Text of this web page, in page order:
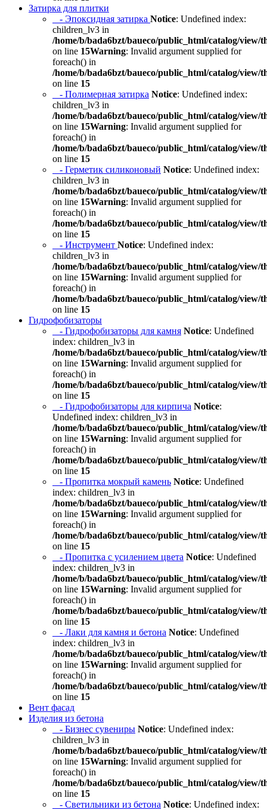
Затирка для плитки
- Эпоксидная затирка Notice: Undefined index:
children_lv3 in
/home/b/bada6bzt/baueco/public_html/catalog/view/
on line 15Warning: Invalid argument supplied for
foreach() in
/home/b/bada6bzt/baueco/public_html/catalog/view/
on line 15
- Полимерная затирка Notice: Undefined index:
children_lv3 in
/home/b/bada6bzt/baueco/public_html/catalog/view/
on line 15Warning: Invalid argument supplied for
foreach() in
/home/b/bada6bzt/baueco/public_html/catalog/view/
on line 15
- Герметик силиконовый Notice: Undefined index:
children_lv3 in
/home/b/bada6bzt/baueco/public_html/catalog/view/
on line 15Warning: Invalid argument supplied for
foreach() in
/home/b/bada6bzt/baueco/public_html/catalog/view/
on line 15
- Инструмент Notice: Undefined index:
children_lv3 in
/home/b/bada6bzt/baueco/public_html/catalog/view/
on line 15Warning: Invalid argument supplied for
foreach() in
/home/b/bada6bzt/baueco/public_html/catalog/view/
on line 15
Гидрофобизаторы
- Гидрофобизаторы для камня Notice: Undefined
index: children_lv3 in
/home/b/bada6bzt/baueco/public_html/catalog/view/
on line 15Warning: Invalid argument supplied for
foreach() in
/home/b/bada6bzt/baueco/public_html/catalog/view/
on line 15
- Гидрофобизаторы для кирпича Notice:
Undefined index: children_lv3 in
/home/b/bada6bzt/baueco/public_html/catalog/view/
on line 15Warning: Invalid argument supplied for
foreach() in
/home/b/bada6bzt/baueco/public_html/catalog/view/
on line 15
- Пропитка мокрый камень Notice: Undefined
index: children_lv3 in
/home/b/bada6bzt/baueco/public_html/catalog/view/
on line 15Warning: Invalid argument supplied for
foreach() in
/home/b/bada6bzt/baueco/public_html/catalog/view/
on line 15
- Пропитка с усилением цвета Notice: Undefined
index: children_lv3 in
/home/b/bada6bzt/baueco/public_html/catalog/view/
on line 15Warning: Invalid argument supplied for
foreach() in
/home/b/bada6bzt/baueco/public_html/catalog/view/
on line 15
- Лаки для камня и бетона Notice: Undefined
index: children_lv3 in
/home/b/bada6bzt/baueco/public_html/catalog/view/
on line 15Warning: Invalid argument supplied for
foreach() in
/home/b/bada6bzt/baueco/public_html/catalog/view/
on line 15
Вент фасад
Изделия из бетона
- Бизнес сувениры Notice: Undefined index:
children_lv3 in
/home/b/bada6bzt/baueco/public_html/catalog/view/
on line 15Warning: Invalid argument supplied for
foreach() in
/home/b/bada6bzt/baueco/public_html/catalog/view/
on line 15
- Светильники из бетона Notice: Undefined index: